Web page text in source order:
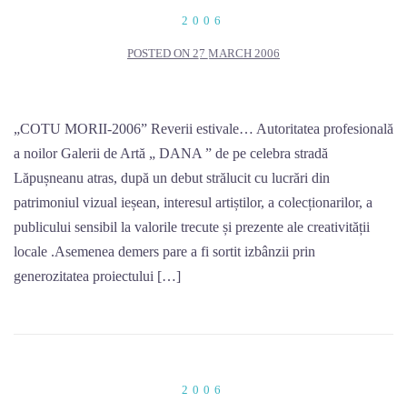
2006
POSTED ON 27 MARCH 2006
„COTU MORII-2006” Reverii estivale… Autoritatea profesională
a noilor Galerii de Artă „ DANA ” de pe celebra stradă
Lăpușneanu atras, după un debut strălucit cu lucrări din
patrimoniul vizual ieșean, interesul artiștilor, a colecționarilor, a
publicului sensibil la valorile trecute și prezente ale creativității
locale .Asemenea demers pare a fi sortit izbânzii prin
generozitatea proiectului […]
2006